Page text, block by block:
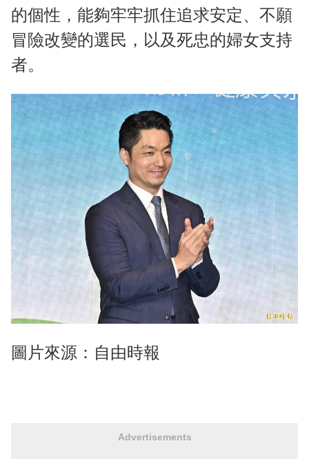
的個性，能夠牢牢抓住追求安定、不願
冒險改變的選民，以及死忠的婦女支持
者。
圖片來源：自由時報
Advertisements